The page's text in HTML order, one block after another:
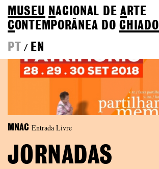
MUSEU NACIONAL DEA RTE
CONTEMPORÂNEA DOCHIADO
PT
/ EN
MNAC Entrada Livre
JORNADAS